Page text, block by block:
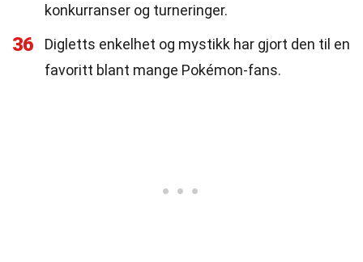
konkurranser og turneringer.
36
Digletts enkelhet og mystikk har gjort den til en
favoritt blant mange Pokémon-fans.